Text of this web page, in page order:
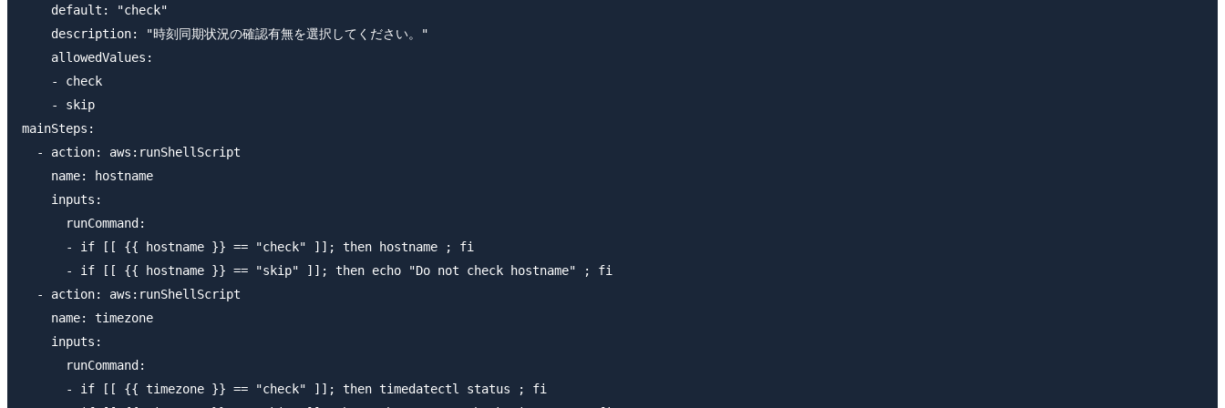
    default: "check"
    description: "時刻同期状況の確認有無を選択してください。"
    allowedValues:
    - check
    - skip
mainSteps:
  - action: aws:runShellScript
    name: hostname
    inputs:
      runCommand:
      - if [[ {{ hostname }} == "check" ]]; then hostname ; fi
      - if [[ {{ hostname }} == "skip" ]]; then echo "Do not check hostname" ; fi
  - action: aws:runShellScript
    name: timezone
    inputs:
      runCommand:
      - if [[ {{ timezone }} == "check" ]]; then timedatectl status ; fi